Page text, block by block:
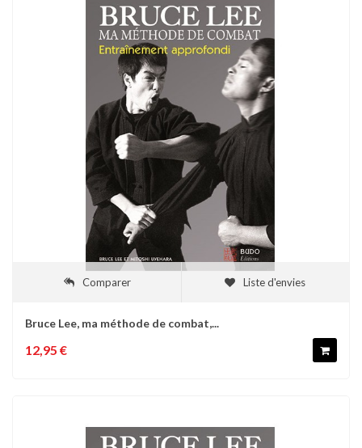
Comparer Liste d'envies
Bruce Lee, ma méthode de combat,...
12,95 €